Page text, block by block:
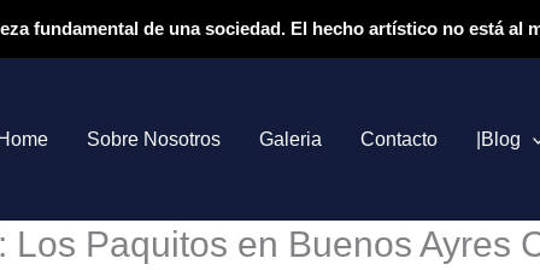
fundamental de una sociedad. El hecho artístico no está al
Home Sobre Nosotros Galeria Contacto |Blog
Los Paquitos en Buenos Ayres